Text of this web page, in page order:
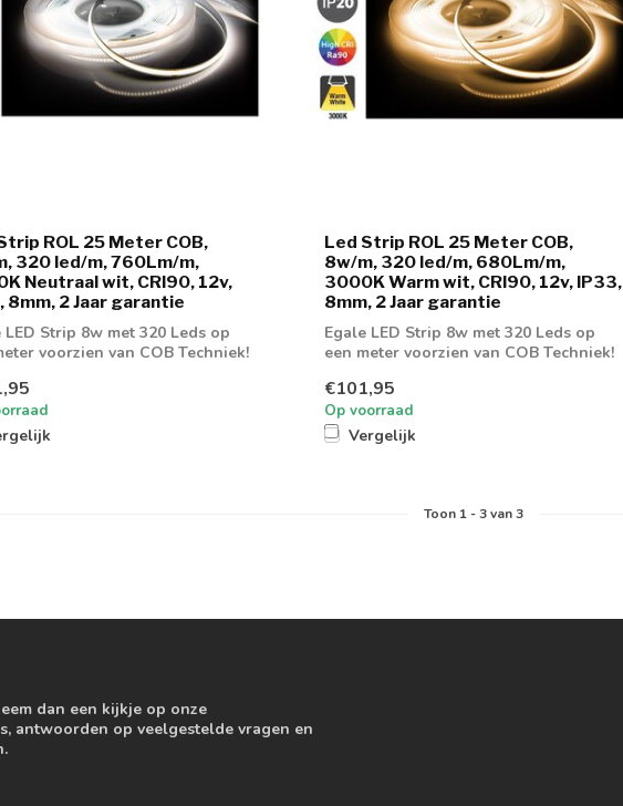
ROL 25 Meter COB,
320 led/m, 760Lm/m,
Neutraal wit, CRI90, 12v,
8mm, 2 Jaar garantie
LED Strip 8w met 320 Leds op
voorzien van COB Techniek!
Led Strip ROL 25 Meter COB,
8w/m, 320 led/m, 680Lm/m,
3000K Warm wit, CRI90, 12v, IP33,
8mm, 2 Jaar garantie
Egale LED Strip 8w met 320 Leds op
een meter voorzien van COB Techniek!
€101,95
Op voorraad
Vergelijk
Toon 1-3van 3
dan een kijkje op onze
antwoorden op veelgestelde vragen en